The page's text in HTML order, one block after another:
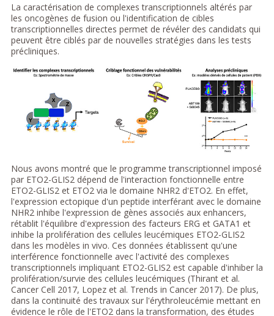
La caractérisation de complexes transcriptionnels altérés par
les oncogènes de fusion ou l'identification de cibles
transcriptionnelles directes permet de révéler des candidats qui
peuvent être ciblés par de nouvelles stratégies dans les tests
précliniques.
Nous avons montré que le programme transcriptionnel imposé
par ETO2-GLIS2 dépend de l'interaction fonctionnelle entre
ETO2-GLIS2 et ETO2 via le domaine NHR2 d'ETO2. En effet,
l'expression ectopique d'un peptide interférant avec le domaine
NHR2 inhibe l'expression de gènes associés aux enhancers,
rétablit l'équilibre d'expression des facteurs ERG et GATA1 et
inhibe la prolifération des cellules leucémiques ETO2-GLIS2
dans les modèles in vivo. Ces données établissent qu'une
interférence fonctionnelle avec l'activité des complexes
transcriptionnels impliquant ETO2-GLIS2 est capable d'inhiber la
prolifération/survie des cellules leucémiques (Thirant et al.
Cancer Cell 2017, Lopez et al. Trends in Cancer 2017). De plus,
dans la continuité des travaux sur l'érythroleucémie mettant en
évidence le rôle de l'ETO2 dans la transformation, des études